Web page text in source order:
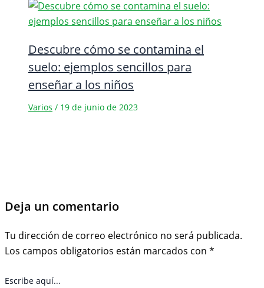
Descubre cómo se contamina el
suelo: ejemplos sencillos para
enseñar a los niños
Varios / 19 de junio de 2023
Deja un comentario
Tu dirección de correo electrónico no será publicada.
Los campos obligatorios están marcados con *
Escribe aquí...